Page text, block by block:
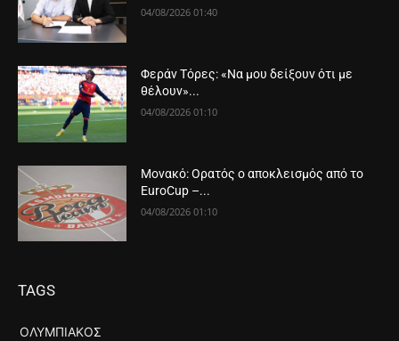
04/08/2026 01:40
Φεράν Τόρες: «Να μου δείξουν ότι με
θέλουν»...
04/08/2026 01:10
Μονακό: Ορατός ο αποκλεισμός από το
EuroCup –...
04/08/2026 01:10
TAGS
ΟΛΥΜΠΙΑΚΌΣ